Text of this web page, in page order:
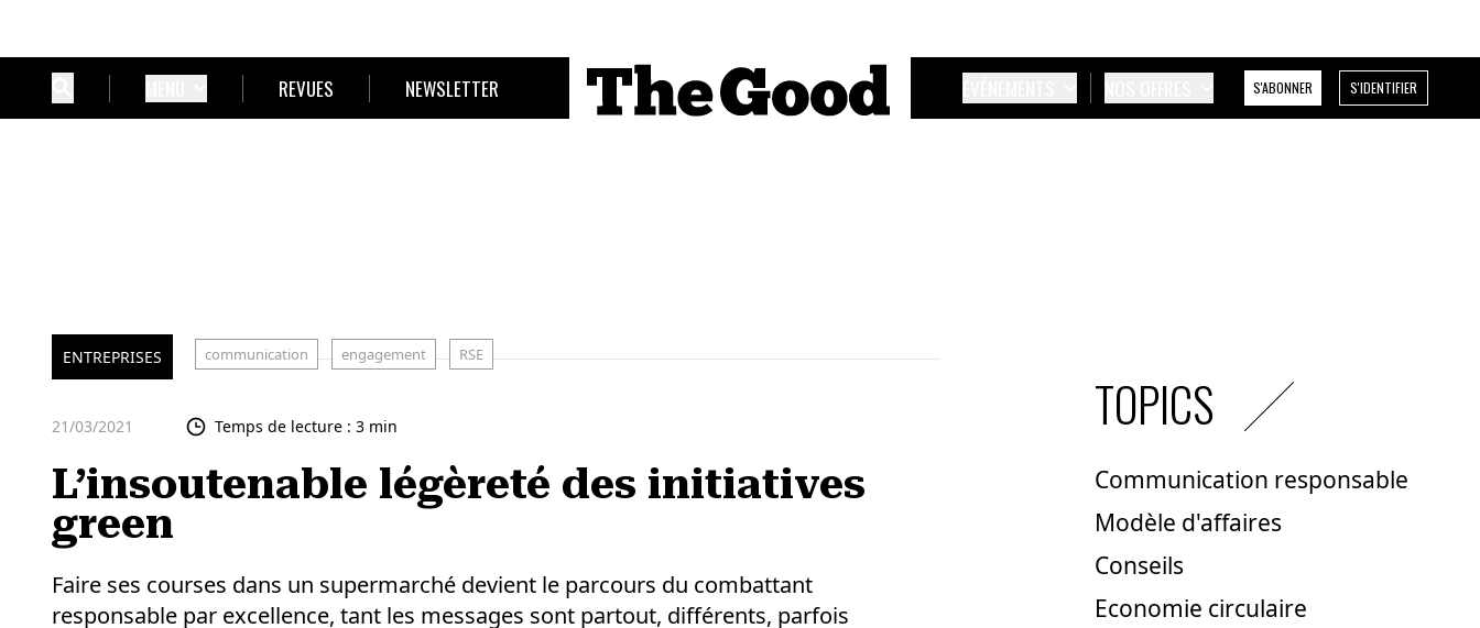
REVUES NEWSLETTER S'ABONNER S'IDENTIFIER
ENTREPRISES communication engagement RSE
21/03/2021 Temps de lecture : 3 min
L’insoutenable légèreté des initiatives
green
Faire ses courses dans un supermarché devient le parcours du combattant
responsable par excellence, tant les messages sont partout, différents, parfois
TOPICS
Communication responsable
Modèle d'affaires
Conseils
Economie circulaire